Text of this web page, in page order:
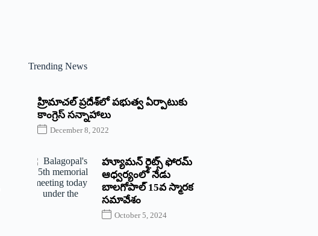
Trending News
‌హ్రిమాచల్‌ ‌ప్రదేశ్‌లో పభుత్వ ఏర్పాటుకు
కాంగ్రెస్‌ ‌సన్నాహాలు
December 8, 2022
హ్యూమన్‌ రైట్స్‌ ఫోరమ్‌
ఆధ్వర్యంలో నేడు
బాలగోపాల్‌ 15వ స్మారక
సమావేశం
October 5, 2024